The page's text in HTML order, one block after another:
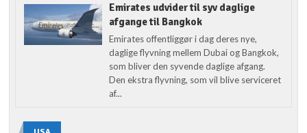
Emirates udvider til syv daglige
afgange til Bangkok
Emirates offentliggør i dag deres nye,
daglige flyvning mellem Dubai og Bangkok,
som bliver den syvende daglige afgang.
Den ekstra flyvning, som vil blive serviceret
af...